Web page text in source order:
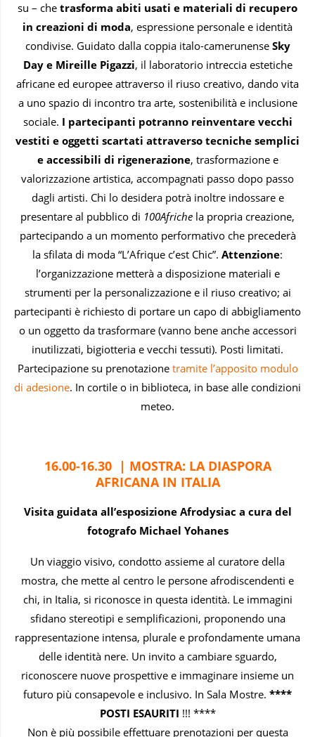
su – che trasforma abiti usati e materiali di recupero
in creazioni di moda, espressione personale e identità
condivise. Guidato dalla coppia italo-camerunense Sky
Day e Mireille Pigazzi, il laboratorio intreccia estetiche
africane ed europee attraverso il riuso creativo, dando vita
a uno spazio di incontro tra arte, sostenibilità e inclusione
sociale. I partecipanti potranno reinventare vecchi
vestiti e oggetti scartati attraverso tecniche semplici
e accessibili di rigenerazione, trasformazione e
valorizzazione artistica, accompagnati passo dopo passo
dagli artisti. Chi lo desidera potrà inoltre indossare e
presentare al pubblico di 100Afriche la propria creazione,
partecipando a un momento performativo che precederà
la sfilata di moda “L’Afrique c’est Chic”. Attenzione:
l’organizzazione metterà a disposizione materiali e
strumenti per la personalizzazione e il riuso creativo; ai
partecipanti è richiesto di portare un capo di abbigliamento
o un oggetto da trasformare (vanno bene anche accessori
inutilizzati, bigiotteria e vecchi tessuti). Posti limitati.
Partecipazione su prenotazione tramite l’apposito modulo
di adesione. In cortile o in biblioteca, in base alle condizioni
meteo.
16.00-16.30 | MOSTRA: LA DIASPORA
AFRICANA IN ITALIA
Visita guidata all’esposizione Afrodysiac a cura del
fotografo Michael Yohanes
Un viaggio visivo, condotto assieme al curatore della
mostra, che mette al centro le persone afrodiscendenti e
chi, in Italia, si riconosce in questa identità. Le immagini
sfidano stereotipi e semplificazioni, proponendo una
rappresentazione intensa, plurale e profondamente umana
delle identità nere. Un invito a cambiare sguardo,
riconoscere nuove prospettive e immaginare insieme un
futuro più consapevole e inclusivo. In Sala Mostre. ****
POSTI ESAURITI !!! ****
Non è più possibile effettuare prenotazioni per questa